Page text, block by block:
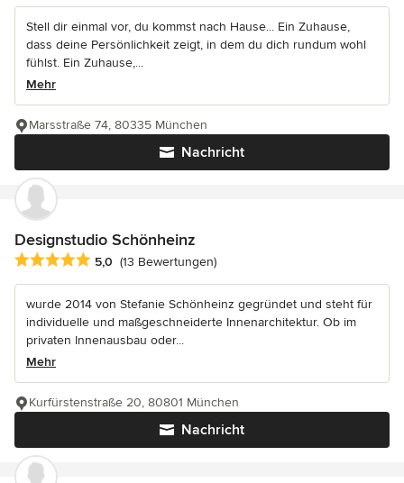
Stell dir einmal vor, du kommst nach Hause... Ein Zuhause,
dass deine Persönlichkeit zeigt, in dem du dich rundum wohl
fühlst. Ein Zuhause,...
Mehr
Nachricht
Marsstraße 74, 80335 München
Designstudio Schönheinz
Durchschnittliche Bewertung: 5 von 5 Sternen
5,0 (13 Bewertungen)
wurde 2014 von Stefanie Schönheinz gegründet und steht für
individuelle und maßgeschneiderte Innenarchitektur. Ob im
privaten Innenausbau oder...
Mehr
Nachricht
Kurfürstenstraße 20, 80801 München